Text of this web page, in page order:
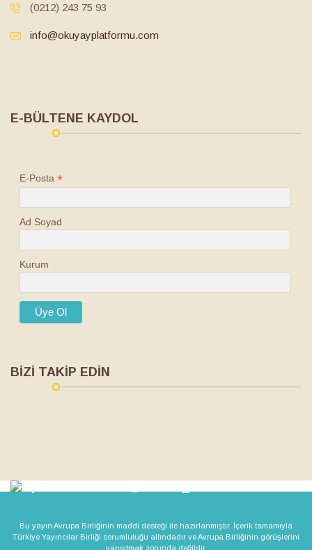
(0212) 243 75 93
info@okuyayplatformu.com
E-BÜLTENE KAYDOL
E-Posta *
Ad Soyad
Kurum
BİZİ TAKİP EDİN
Bu yayın Avrupa Birliğinin maddi desteği ile hazırlanmıştır. İçerik tamamıyla
Türkiye Yayıncılar Birliği sorumluluğu altındadır ve Avrupa Birliğinin görüşlerini
yansıtmak zorunda değildir.